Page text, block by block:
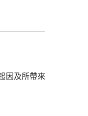
因及所帶來